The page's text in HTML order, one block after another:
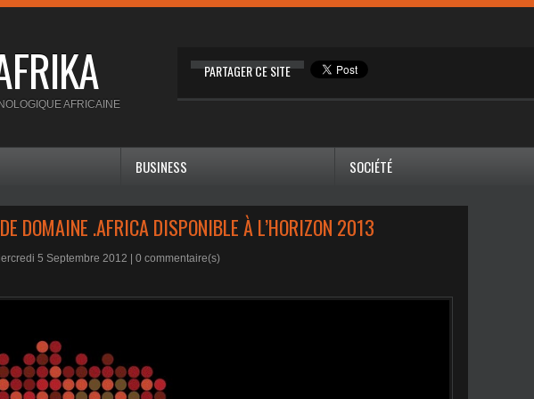
PARTAGER CE SITE
AFRICAINE
BUSINESS SOCIÉTÉ
DOMAINE .AFRICA DISPONIBLE À L’HORIZON 2013
5 Septembre 2012 | 0 commentaire(s)